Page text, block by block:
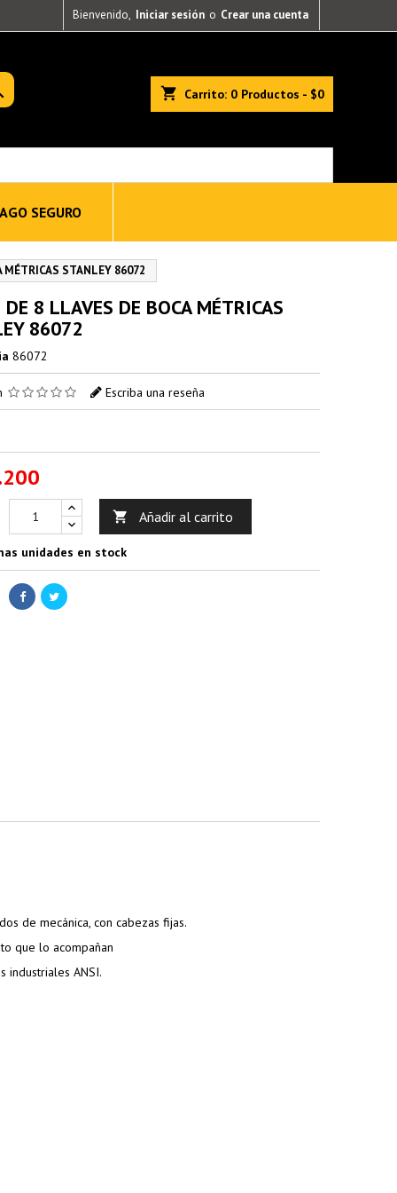
Bienvenido, Iniciar sesión o Crear una cuenta
shopping_cart Carrito: 0 Productos - $0
SEGURO
MÉTRICAS STANLEY 86072
DE 8 LLAVES DE BOCA MÉTRICAS
86072
86072
Escriba una reseña
 Añadir al carrito
unidades en stock
de mecánica, con cabezas fijas.
que lo acompañan
industriales ANSI.